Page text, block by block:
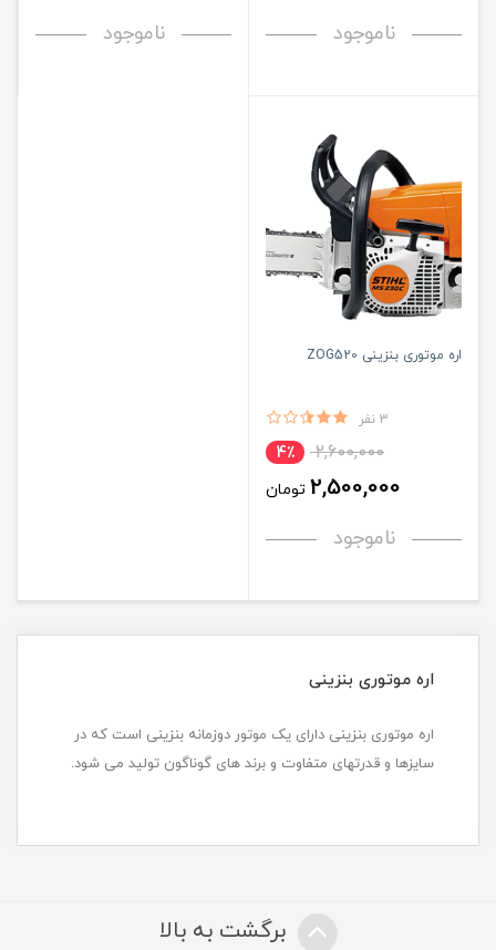
ناموجود ناموجود
اره موتوری بنزینی ZOG520
3 نفر
2,600,000 4٪
2,500,000 تومان
ناموجود
اره موتوری بنزینی
اره موتوری بنزینی دارای یک موتور دوزمانه بنزینی است که در
سایزها و قدرتهای متفاوت و برند های گوناگون تولید می شود.
برگشت به بالا